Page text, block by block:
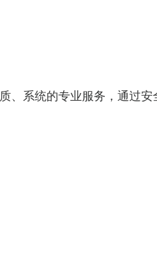
、系统的专业服务，通过